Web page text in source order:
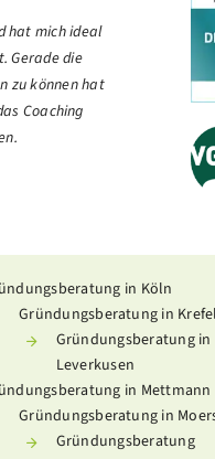
hat mich ideal
Gerade die
zu können hat
Coaching
in Köln
Gründungsberatung in
Gründungsberatung in
Leverkusen
in Mettmann
Gründungsberatung in
Gründungsberatung